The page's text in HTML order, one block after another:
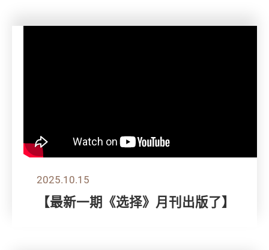
2025.10.15
【最新一期《选择》月刊出版了】